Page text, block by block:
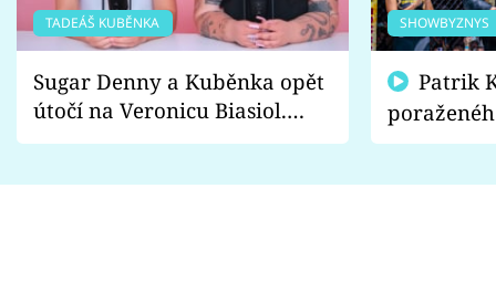
TADEÁŠ KUBĚNKA
Sugar Denny a Kuběnka opět
útočí na Veronicu Biasiol.
Proč je podle nich falešná a
SHOWBYZNYS
fanoušci